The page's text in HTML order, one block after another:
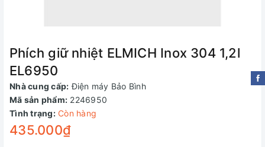
Phích giữ nhiệt ELMICH Inox 304 1,2l
EL6950
Nhà cung cấp: Điện máy Bảo Bình
Mã sản phẩm: 2246950
Tình trạng: Còn hàng
435.000₫